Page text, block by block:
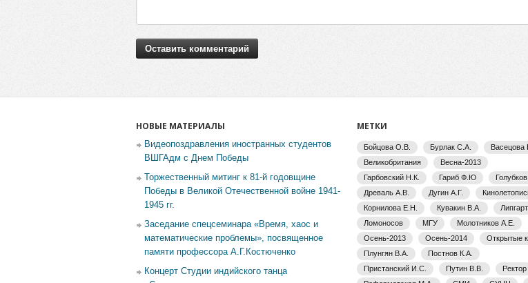
НОВЫЕ МАТЕРИАЛЫ
Видеопоздравления иностранных студентов
ВШГАдм с Днем Победы
Торжественный митинг к 81-й годовщине
Победы в Великой Отечественной войне 1941-
1945 гг.
Заседание спецсеминара «Время, хаос и
математические проблемы», посвященное
памяти профессора А.Г.Костюченко
Концерт Студии индийского танца
МЕТКИ
Бойцова О.В. Бурлак С.А.
Васецова
Великобритания
Весна-2013
Гарбовский Н.К.
Гариб Ф.Ю
Древаль А.В.
Дугин А.Г.
Корнилова Е.Н.
Кувакин В.А.
Ломоносов
МГУ
Молотников А.Е.
Осень-2013
Осень-2014
Открытые
Плунгян В.А.
Постнов К.А.
Пристанский И.С.
Путин В.В.
Ректор